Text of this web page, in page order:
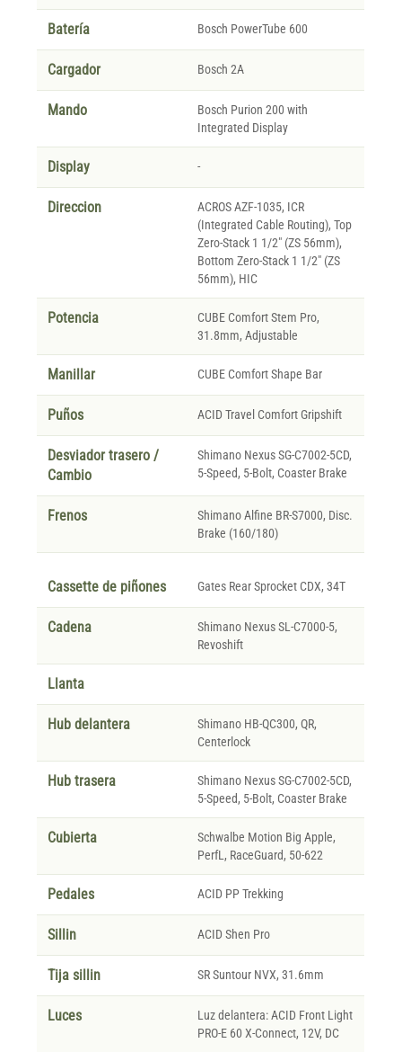
Batería Bosch PowerTube 600
Cargador Bosch 2A
Mando
Bosch Purion 200 with
Integrated Display
Display -
Direccion
ACROS AZF-1035, ICR
(Integrated Cable Routing), Top
Zero-Stack 1 1/2" (ZS 56mm),
Bottom Zero-Stack 1 1/2" (ZS
56mm), HIC
Potencia
CUBE Comfort Stem Pro,
31.8mm, Adjustable
Manillar CUBE Comfort Shape Bar
Puños ACID Travel Comfort Gripshift
Desviador trasero /
Cambio
Shimano Nexus SG-C7002-5CD,
5-Speed, 5-Bolt, Coaster Brake
Frenos
Shimano Alfine BR-S7000, Disc.
Brake (160/180)
Cassette de piñones Gates Rear Sprocket CDX, 34T
Cadena
Shimano Nexus SL-C7000-5,
Revoshift
Llanta
Hub delantera
Shimano HB-QC300, QR,
Centerlock
Hub trasera
Shimano Nexus SG-C7002-5CD,
5-Speed, 5-Bolt, Coaster Brake
Cubierta
Schwalbe Motion Big Apple,
PerfL, RaceGuard, 50-622
Pedales ACID PP Trekking
Sillin ACID Shen Pro
Tija sillin SR Suntour NVX, 31.6mm
Luces
Luz delantera: ACID Front Light
PRO-E 60 X-Connect, 12V, DC